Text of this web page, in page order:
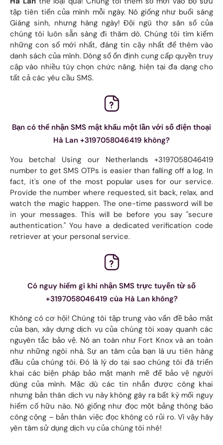
tập tiên tiến của mình mỗi ngày. Nó giống như buổi sáng
Giáng sinh, nhưng hàng ngày! Đội ngũ thợ săn số của
chúng tôi luôn sẵn sàng đi thăm dò. Chúng tôi tìm kiếm
những con số mới nhất, đáng tin cậy nhất để thêm vào
danh sách của mình. Dòng số ổn định cung cấp quyền truy
cập vào nhiều tùy chọn chức năng, hiện tại đa dạng cho
tất cả các yêu cầu SMS.
Bạn có thể nhận SMS mật khẩu một lần với số điện thoại
Hà Lan +3197058046419 không?
You betcha! Using our Netherlands +3197058046419
number to get SMS OTPs is easier than falling off a log. In
fact, it's one of the most popular uses for our service.
Provide the number where requested, sit back, relax, and
watch the magic happen. The one-time password will be
in your messages. This will be before you say "secure
authentication." You have a dedicated verification code
retriever at your personal service.
Có nguy hiểm gì khi nhận SMS trực tuyến từ số
+3197058046419 của Hà Lan không?
Không có cơ hội! Chúng tôi tập trung vào vấn đề bảo mật
của bạn, xây dựng dịch vụ của chúng tôi xoay quanh các
nguyên tắc bảo vệ. Nó an toàn như Fort Knox và an toàn
như những ngôi nhà. Sự an tâm của bạn là ưu tiên hàng
đầu của chúng tôi. Đó là lý do tại sao chúng tôi đã triển
khai các biện pháp bảo mật mạnh mẽ để bảo vệ người
dùng của mình. Mặc dù các tin nhắn được công khai
nhưng bản thân dịch vụ này không gây ra bất kỳ mối nguy
hiểm cố hữu nào. Nó giống như đọc một bảng thông báo
công cộng – bản thân việc đọc không có rủi ro. Vì vậy hãy
yên tâm sử dụng dịch vụ của chúng tôi nhé!